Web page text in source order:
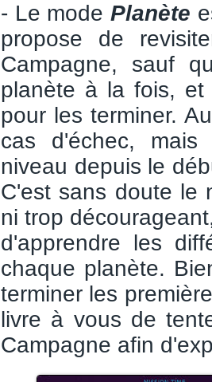
- Le mode Planète
propose de
Campagne, sauf
planète à la fois,
pour les terminer.
cas d'échec, mais
niveau depuis le
C'est sans doute le
ni trop
d'apprendre les
chaque planète.
terminer les
livre à vous de
Campagne afin